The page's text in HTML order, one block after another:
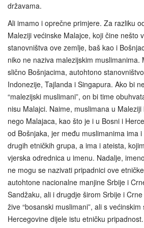
državama.
Ali imamo i oprečne primjere. Za razliku
Maleziji većinske Malajce, koji čine nešto
stanovništva ove zemlje, baš kao i
niko ne naziva malezijskim muslimanima.
slično Bošnjacima, autohtono
Indonezije, Tajlanda i Singapura. Ako bi
“malezijski muslimani”, on bi time
nisu Malajci. Naime, muslimana u
nego Malajaca, kao što je i u Bosni i
od Bošnjaka, jer među muslimanima ima
drugih etničkih grupa, a ima i ateista,
vjerska odrednica u imenu. Nadalje,
ne mogu se nazivati pripadnici ove
autohtone nacionalne manjine Srbije i
Sandžaku, ali i drugdje širom Srbije i
žive “bosanski muslimani”, ali s
Hercegovine dijele istu etničku pripadnost.